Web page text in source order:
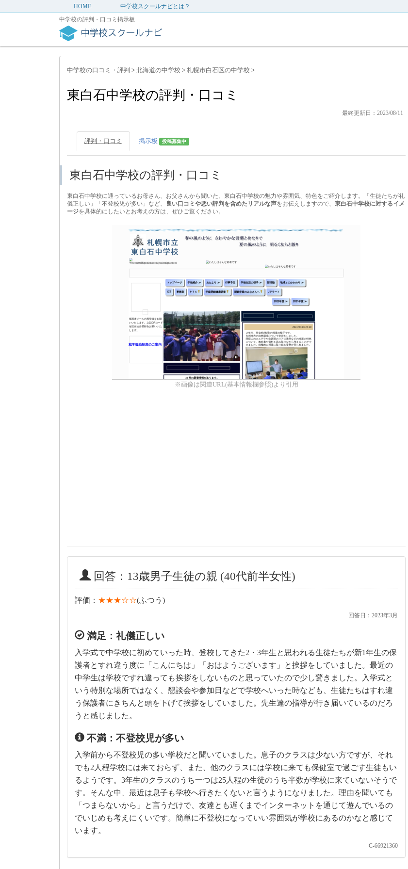
HOME
中学校スクールナビとは？
中学校の評判・口コミ掲示板
中学校の口コミ・評判 > 北海道の中学校 > 札幌市白石区の中学校 >
東白石中学校の評判・口コミ
最終更新日：2023/08/11
評判・口コミ 掲示板 投稿募集中
東白石中学校の評判・口コミ
東白石中学校に通っているお母さん、お父さんから聞いた、東白石中学校の魅力や雰囲気、特色をご紹介します。「生徒たちが礼
儀正しい」「不登校児が多い」など、
良い口コミや悪い評判を含めたリアルな声をお伝えしますので、 東白石中学校に対するイメ
ージを具体的にしたいとお考えの方は、ぜひご覧ください。
※画像は関連URL(基本情報欄参照)より引用
回答：13歳男子生徒の親 (40代前半女性)
評価： ★★★☆☆(ふつう)
回答日：2023年3月
満足：礼儀正しい
入学式で中学校に初めていった時、登校してきた2・3年生と思われる生徒たちが新1年生の保
護者とすれ違う度に「こんにちは」「おはようございます」と挨拶をしていました。最近の
中学生は学校ですれ違っても挨拶をしないものと思っていたので少し驚きました。入学式と
いう特別な場所ではなく、懇談会や参加日などで学校へいった時なども、生徒たちはすれ違
う保護者にきちんと頭を下げて挨拶をしていました。先生達の指導が行き届いているのだろ
うと感じました。
不満：不登校児が多い
入学前から不登校児の多い学校だと聞いていました。息子のクラスは少ない方ですが、それ
でも2人程学校には来ておらず、また、他のクラスには学校に来ても保健室で過ごす生徒もい
るようです。3年生のクラスのうち一つは25人程の生徒のうち半数が学校に来ていないそうで
す。そんな中、最近は息子も学校へ行きたくないと言うようになりました。理由を聞いても
「つまらないから」と言うだけで、友達とも遅くまでインターネットを通じて遊んでいるの
でいじめも考えにくいです。簡単に不登校になっていい雰囲気が学校にあるのかなと感じて
います。
C-66921360